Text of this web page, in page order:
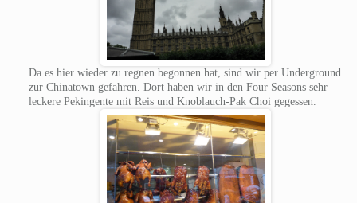
Da es hier wieder zu regnen begonnen hat, sind wir per Underground
zur Chinatown gefahren. Dort haben wir in den Four Seasons sehr
leckere Pekingente mit Reis und Knoblauch-Pak Choi gegessen.